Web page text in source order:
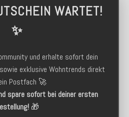
WARTET!
✨
und erhalte sofort dein
exklusive Wohntrends direkt
Postfach 🚀
spare sofort bei deiner ersten
🎁